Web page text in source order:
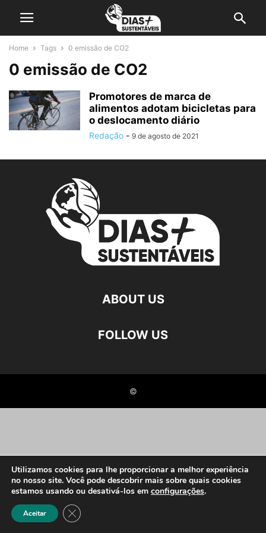
Home Tags 0 emissão de CO2
0 emissão de CO2
Promotores de marca de
alimentos adotam bicicletas para
o deslocamento diário
Redação - 9 de agosto de 2021
ABOUT US
FOLLOW US
©
Utilizamos cookies para lhe proporcionar a melhor experiência
no nosso site. Você pode descobrir mais sobre quais cookies
estamos usando ou desativá-los em configurações.
Aceitar Close GDPR Cookie Banner